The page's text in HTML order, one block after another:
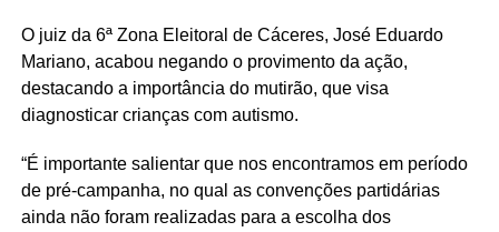
O juiz da 6ª Zona Eleitoral de Cáceres, José Eduardo
Mariano, acabou negando o provimento da ação,
destacando a importância do mutirão, que visa
diagnosticar crianças com autismo.
“É importante salientar que nos encontramos em período
de pré-campanha, no qual as convenções partidárias
ainda não foram realizadas para a escolha dos